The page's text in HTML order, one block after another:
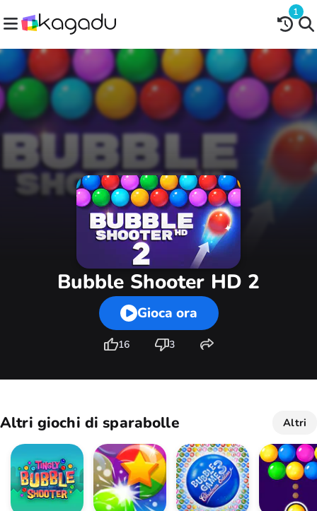
1
Bubble Shooter HD 2
Gioca ora
16 3
Altri giochi di sparabolle Altri